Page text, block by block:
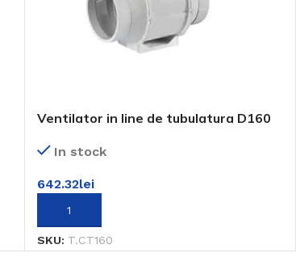
Ventilator in line de tubulatura D160
In stock
642.32lei
ADAUGĂ ÎN COȘ
SKU: T.CT160